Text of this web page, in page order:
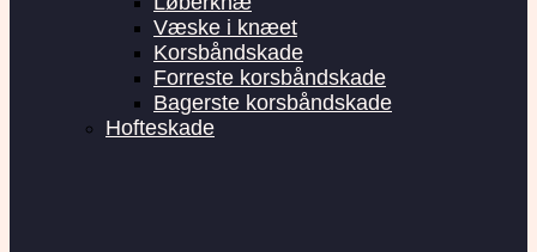
Væske i knæet
Korsbåndskade
Forreste korsbåndskade
Bagerste korsbåndskade
Hofteskade